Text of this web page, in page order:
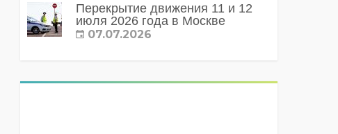
Перекрытие движения 11 и 12
июля 2026 года в Москве
07.07.2026